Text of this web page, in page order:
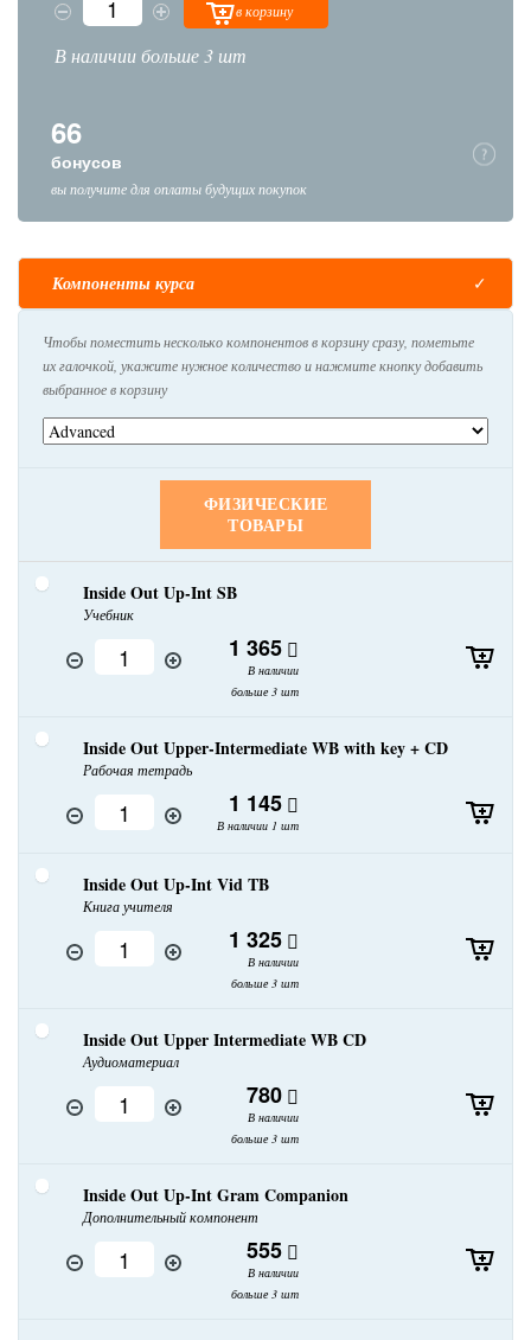
в корзину
В наличии больше 3 шт
66
бонусов
вы получите для оплаты будущих покупок
Компоненты курса
Чтобы поместить несколько компонентов в корзину сразу, пометьте
их галочкой, укажите нужное количество и нажмите кнопку добавить
выбранное в корзину
ФИЗИЧЕСКИЕ
ТОВАРЫ
Inside Out Up-Int SB
Учебник
1 365
В наличии
больше 3 шт
Inside Out Upper-Intermediate WB with key + CD
Рабочая тетрадь
1 145
В наличии 1 шт
Inside Out Up-Int Vid TB
Книга учителя
1 325
В наличии
больше 3 шт
Inside Out Upper Intermediate WB CD
Аудиоматериал
780
В наличии
больше 3 шт
Inside Out Up-Int Gram Companion
Дополнительный компонент
555
В наличии
больше 3 шт